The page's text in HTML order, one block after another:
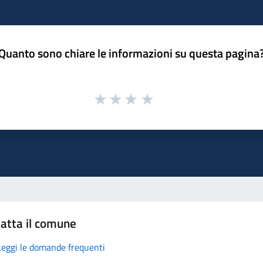
sono chiare le informazioni su questa
il comune
le domande frequenti